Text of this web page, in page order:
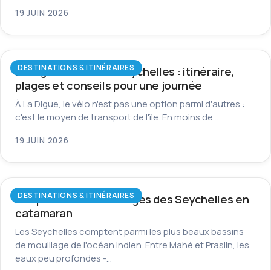
19 JUIN 2026
DESTINATIONS & ITINÉRAIRES
La Digue à vélo aux Seychelles : itinéraire,
plages et conseils pour une journée
À La Digue, le vélo n'est pas une option parmi d'autres :
c'est le moyen de transport de l'île. En moins de…
19 JUIN 2026
DESTINATIONS & ITINÉRAIRES
Les plus beaux mouillages des Seychelles en
catamaran
Les Seychelles comptent parmi les plus beaux bassins
de mouillage de l'océan Indien. Entre Mahé et Praslin, les
eaux peu profondes -…